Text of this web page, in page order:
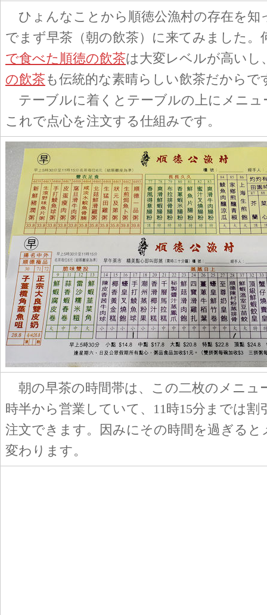
ひょんなことから順徳公漁村の存在を知
でまず早茶（朝の飲茶）に来てみました。
で食べた順徳の飲茶は大変レベルが高いし
の飲茶 も伝統的な素晴らしい飲茶だからで
テーブルに着くとテーブルの上にメニュ
これで点心を注文する仕組みです。
朝の早茶の時間帯は、この二枚のメニュ
時半から営業していて、11時15分までは割
注文できます。因みにその時間を過ぎると
変わります。